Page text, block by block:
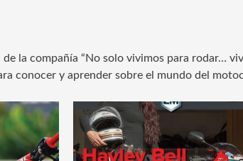
la compañía “No solo vivimos para rodar…
conocer y aprender sobre el mundo del